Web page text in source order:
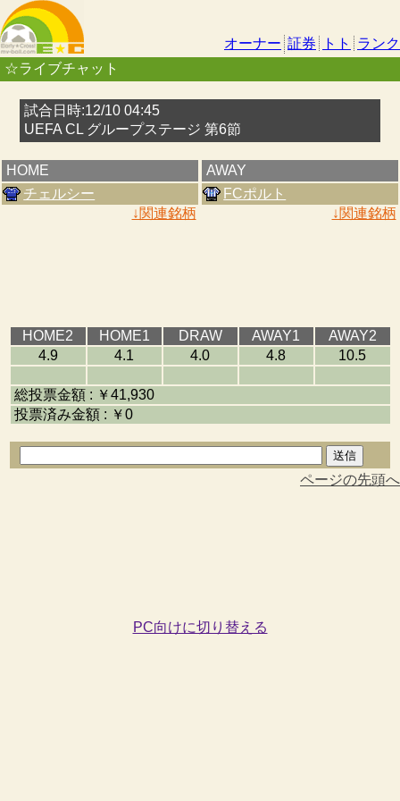
オーナー 証券 トト
ランク
☆ライブチャット
試合日時:12/10 04:45
UEFA CL グループステージ 第6節
HOME
チェルシー
↓関連銘柄
AWAY
FCポルト
↓関連銘柄
HOME2 HOME1 DRAW AWAY1
AWAY2
4.9
4.1 4.0 4.8 10.5
総投票金額 : ￥41,930
投票済み金額 : ￥0
ページの先頭へ
PC向けに切り替える